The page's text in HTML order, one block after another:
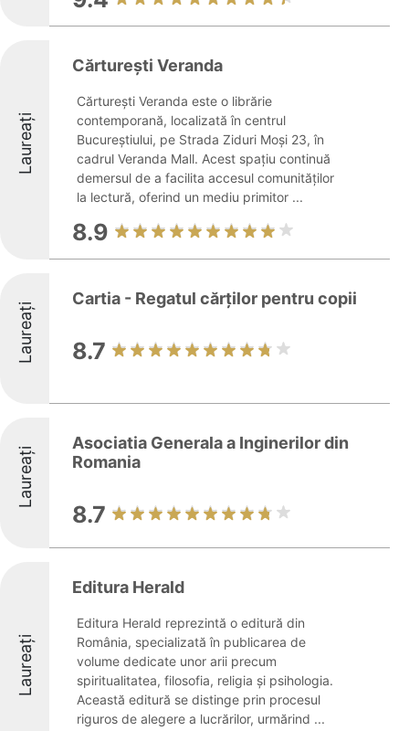
Laureați
Cărturești Veranda
Cărturești Veranda este o librărie
contemporană, localizată în centrul
Bucureștiului, pe Strada Ziduri Moși 23, în
cadrul Veranda Mall. Acest spațiu continuă
demersul de a facilita accesul comunităților
la lectură, oferind un mediu primitor ...
8.9
Laureați
Cartia - Regatul cărților pentru copii
8.7
Laureați
Asociatia Generala a Inginerilor din
Romania
8.7
Laureați
Editura Herald
Editura Herald reprezintă o editură din
România, specializată în publicarea de
volume dedicate unor arii precum
spiritualitatea, filosofia, religia și psihologia.
Această editură se distinge prin procesul
riguros de alegere a lucrărilor, urmărind ...